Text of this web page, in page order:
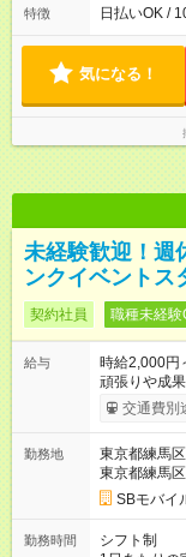
いずれも実
たい」など
特徴 日払いOK /
気になる！
未経験歓迎！週
ンクイベントス
契約社員 職種未経験
給与
時給2,000円
頑張りや成
交通費別
勤務地
東京都練馬区
東京都練馬区
SBモバイ
勤務時間
シフト制